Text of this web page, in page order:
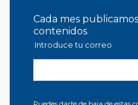
Cada mes
contenidos
Introduce tu correo